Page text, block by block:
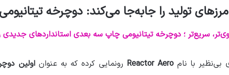
ل
ی
ل
تولید را جابه‌جا می‌کند: دوچرخه
سریع‌تر ؛ دوچرخه تیتانیومی چاپ سه بعدی استانداردهای جدیدی
بی‌نظیر با نامReactor Aero رونمایی کرده که به عنواناولین